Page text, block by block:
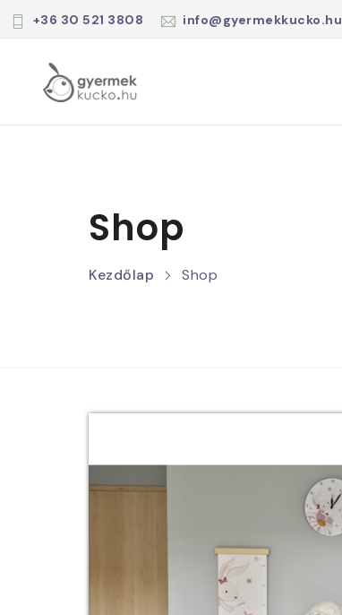
+36 30 521 3808 info@gyermekkucko.hu
Shop
Kezdőlap Shop